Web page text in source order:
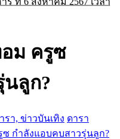
อม ครูซ
ลูก?
รา, ข่าวบันเทิง ดารา
ซ กำลังแอบคบสาวรุ่นลูก?